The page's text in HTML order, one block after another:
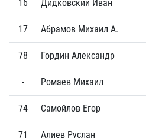
16 Дидковский Иван
17 Абрамов Михаил А.
78 Гордин Александр
- Ромаев Михаил
74 Самойлов Егор
71 Алиев Руслан